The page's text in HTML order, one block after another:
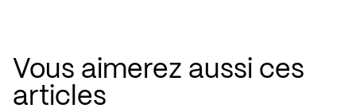
Vous aimerez aussi ces
articles